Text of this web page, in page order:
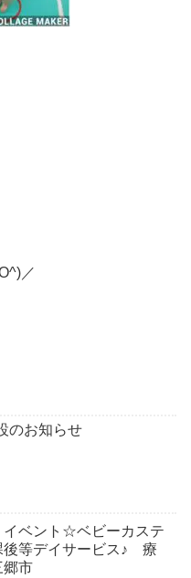
／
のお知らせ
ベント☆ベビーカステ
等デイサービス♪ 療
市